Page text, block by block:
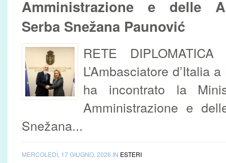
Amministrazione e delle
Serba Snežana Paunović
RETE
L’Ambasciatore d’Italia
ha incontrato la
Amministrazione e
Snežana...
MERCOLEDÌ, 17 GIUGNO, 2026 IN ESTERI